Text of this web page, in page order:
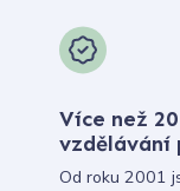
Více než
vzdělávání
Od roku 2001